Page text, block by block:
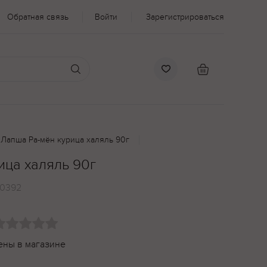
Обратная связь Войти Зарегистрироваться
Лапша Ра-мён курица халяль 90г
халяль 90г
в магазине